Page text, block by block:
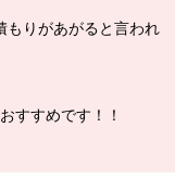
もりがあがると言われ
すすめです！！